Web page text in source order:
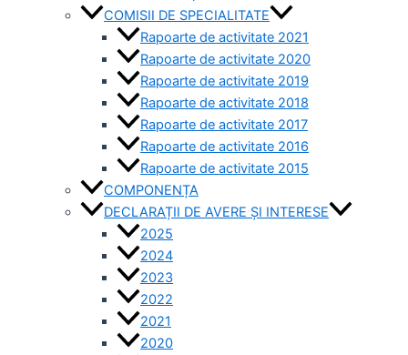
COMISII DE SPECIALITATE
Rapoarte de activitate 2021
Rapoarte de activitate 2020
Rapoarte de activitate 2019
Rapoarte de activitate 2018
Rapoarte de activitate 2017
Rapoarte de activitate 2016
Rapoarte de activitate 2015
COMPONENȚA
DECLARAȚII DE AVERE ȘI INTERESE
2025
2024
2023
2022
2021
2020